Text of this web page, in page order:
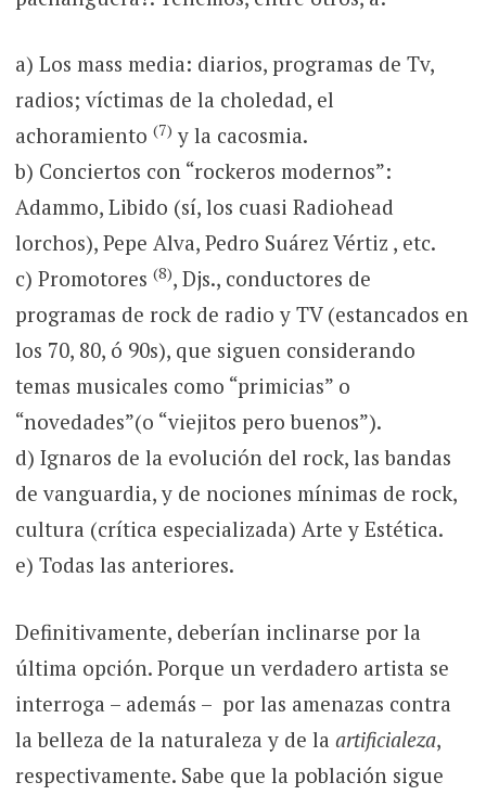
a) Los mass media: diarios, programas de Tv,
radios; víctimas de la choledad, el
achoramiento (7) y la cacosmia.
b) Conciertos con “rockeros modernos”:
Adammo, Libido (sí, los cuasi Radiohead
lorchos), Pepe Alva, Pedro Suárez Vértiz , etc.
c) Promotores (8), Djs., conductores de
programas de rock de radio y TV (estancados en
los 70, 80, ó 90s), que siguen considerando
temas musicales como “primicias” o
“novedades”(o “viejitos pero buenos”).
d) Ignaros de la evolución del rock, las bandas
de vanguardia, y de nociones mínimas de rock,
cultura (crítica especializada) Arte y Estética.
e) Todas las anteriores.
Definitivamente, deberían inclinarse por la
última opción. Porque un verdadero artista se
interroga – además – por las amenazas contra
la belleza de la naturaleza y de la artificialeza,
respectivamente. Sabe que la población sigue